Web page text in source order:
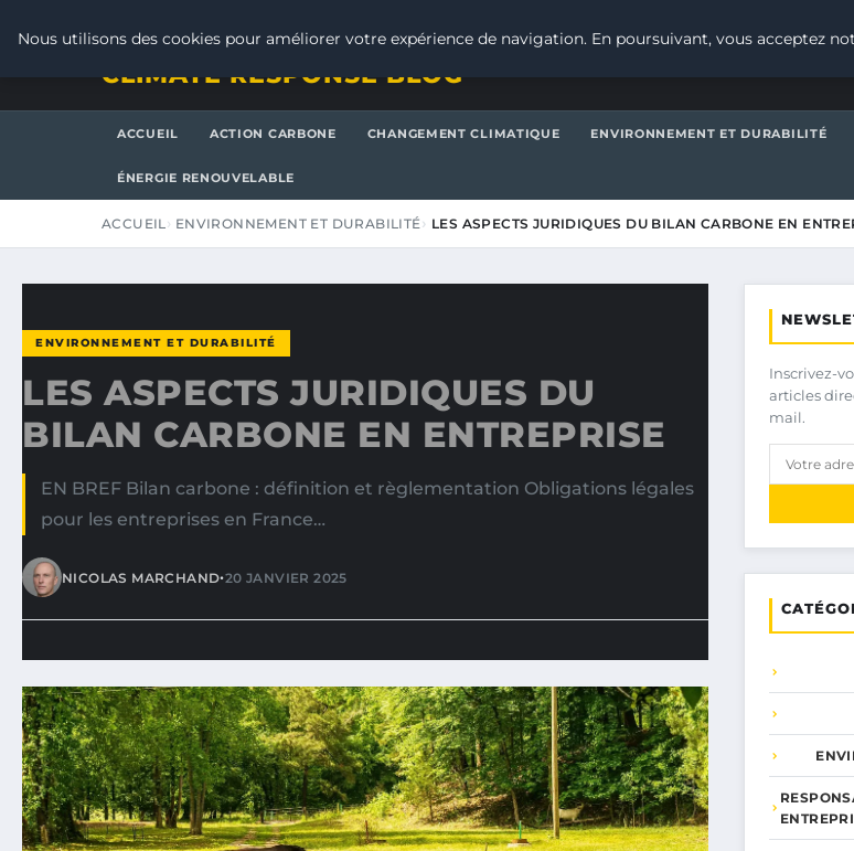
CLIMATE RESPONSE BLOG
ACCUEIL ACTION CARBONE CHANGEMENT CLIMATIQUE ENVIRONNEMENT ET DURABILITÉ
ÉNERGIE RENOUVELABLE
ACCUEIL ENVIRONNEMENT ET DURABILITÉ LES ASPECTS JURIDIQUES DU BILAN CARBONE EN
ENVIRONNEMENT ET DURABILITÉ
LES ASPECTS JURIDIQUES DU
BILAN CARBONE EN ENTREPRISE
EN BREF Bilan carbone : définition et règlementation Obligations légales
pour les entreprises en France…
NICOLAS MARCHAND•20 JANVIER 2025
Inscrivez-
articles
mail.
Nous utilisons des cookies pour améliorer votre expérience de navigation. En poursuivant, vous acceptez